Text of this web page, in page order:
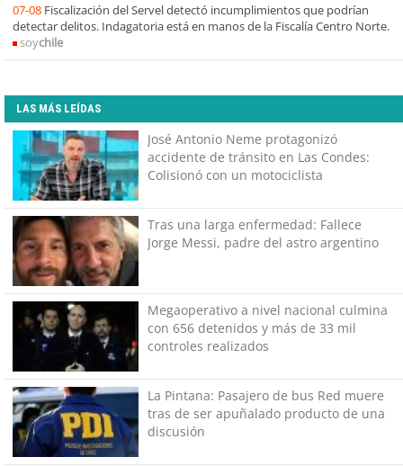
07-08 Fiscalización del Servel detectó incumplimientos que podrían
detectar delitos. Indagatoria está en manos de la Fiscalía Centro Norte.
soychile
LAS MÁS LEÍDAS
José Antonio Neme protagonizó
accidente de tránsito en Las Condes:
Colisionó con un motociclista
Tras una larga enfermedad: Fallece
Jorge Messi, padre del astro argentino
Megaoperativo a nivel nacional culmina
con 656 detenidos y más de 33 mil
controles realizados
La Pintana: Pasajero de bus Red muere
tras de ser apuñalado producto de una
discusión